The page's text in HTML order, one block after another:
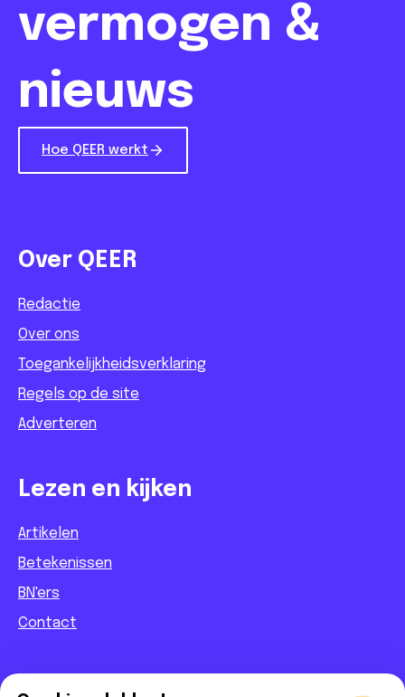
vermogen &
nieuws
Hoe QEER werkt
Over QEER
Redactie
Over ons
Toegankelijkheidsverklaring
Regels op de site
Adverteren
Lezen en kijken
Artikelen
Betekenissen
BN'ers
Contact
Informatief